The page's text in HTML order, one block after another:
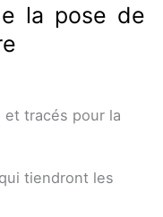
la pose de
et tracés pour la
tiendront les